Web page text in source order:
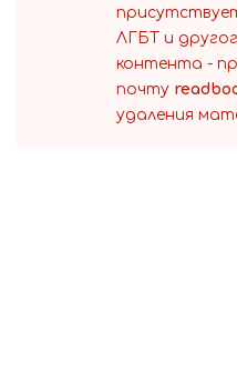
ЛГБТ и
контента -
почту
удаления